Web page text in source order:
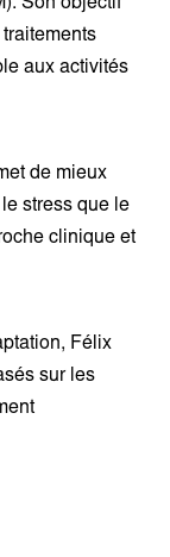
Son objectif
aux activités
de mieux
stress que le
clinique et
Félix
sur les